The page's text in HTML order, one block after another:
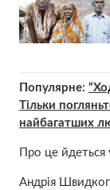
Популярне:
Тільки
найбагатших
Про це йдеться
Андрія